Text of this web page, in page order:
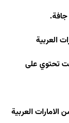
.
العربية
تحتوي على
العربية